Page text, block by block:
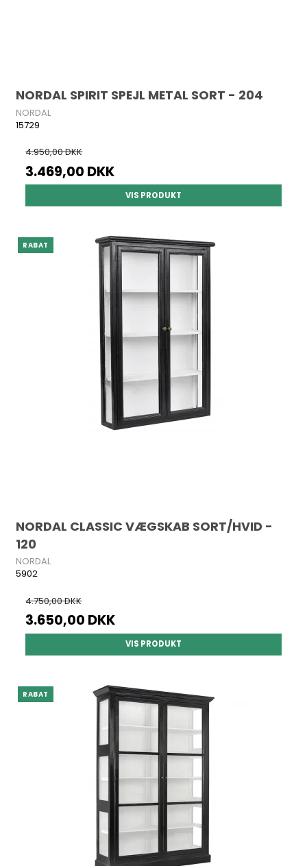
NORDAL SPIRIT SPEJL METAL SORT - 204
NORDAL
15729
4.950,00 DKK
3.469,00 DKK
VIS PRODUKT
RABAT
NORDAL CLASSIC VÆGSKAB SORT/HVID -
120
NORDAL
5902
4.750,00 DKK
3.650,00 DKK
VIS PRODUKT
RABAT